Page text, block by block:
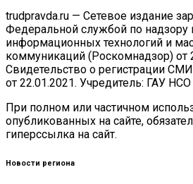
trudpravda.ru — Сетевое издание
Федеральной службой по надзору
информационных технологий и
коммуникаций (Роскомнадзор) от
Свидетельство о регистрации
от 22.01.2021. Учредитель: ГАУ
При полном или частичном
опубликованных на сайте,
гиперссылка на сайт.
Новости региона